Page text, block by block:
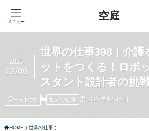
空庭
メニュー
世界の仕事398｜介護
ットをつくる！ロボ
スタント設計者の挑
2025
12/06
PR Post 世界の仕事 2025年12月6日
HOME 世界の仕事